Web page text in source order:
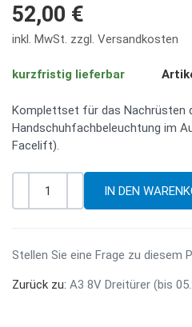
52,00 €
inkl. MwSt. zzgl. Versandkosten
kurzfristig lieferbar
Komplettset für das Nachrüsten
Handschuhfachbeleuchtung im
Facelift).
Stellen Sie eine Frage zu diesem
Zurück zu: A3 8V Dreitürer (bis